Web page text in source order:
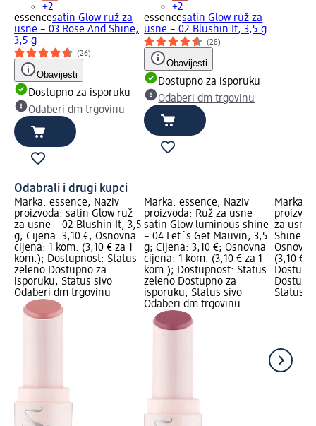
+2
essencesatin Glow ruž za
usne – 03 Rose And Shine,
3,5 g
(26)
Obavijesti
Dostupno za isporuku
Odaberi dm trgovinu
+2
essencesatin Glow ruž za
usne – 02 Blushin It, 3,5 g
(28)
Obavijesti
Dostupno za isporuku
Odaberi dm trgovinu
Odabrali i drugi kupci
Marka: essence; Naziv
proizvoda: satin Glow ruž
za usne – 02 Blushin It, 3,5
g; Cijena: 3,10 €; Osnovna
cijena: 1 kom. (3,10 € za 1
kom.); Dostupnost: Status
zeleno Dostupno za
isporuku, Status sivo
Odaberi dm trgovinu
Marka: essence; Naziv
proizvoda: Ruž za usne
satin Glow luminous shine
– 04 Let´s Get Mauvin, 3,5
g; Cijena: 3,10 €; Osnovna
cijena: 1 kom. (3,10 € za 1
kom.); Dostupnost: Status
zeleno Dostupno za
isporuku, Status sivo
Odaberi dm trgovinu
Marka:
za usne
Shine,
(3,10 €
Status